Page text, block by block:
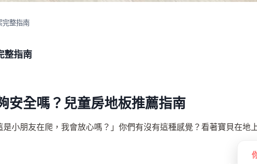
完整指南
整指南
安全嗎？兒童房地板推薦指南
小朋友在爬，我會放心嗎？」你們有沒有這種感覺？看著寶貝在地